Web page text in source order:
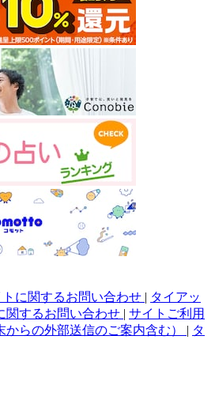
に関するお問い合わせ | タイアッ
関するお問い合わせ | サイトご利用
らの外部送信のご案内含む） | タ